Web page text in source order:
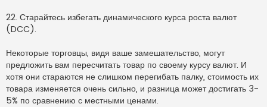
22. Старайтесь избегать динамического курса роста валют
(DCC).
Некоторые торговцы, видя ваше замешательство, могут
предложить вам пересчитать товар по своему курсу валют. И
хотя они стараются не слишком перегибать палку, стоимость их
товара изменяется очень сильно, и разница может достигать 3-
5% по сравнению с местными ценами.